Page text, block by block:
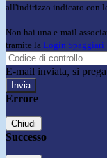
all'indirizzo indicato con
Non hai una e-mail
tramite la Login Spaggiari
E-mail inviata, si
Errore
Chiudi
Successo